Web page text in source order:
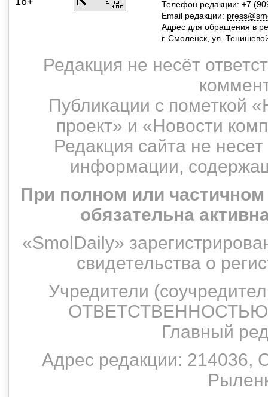
Телефон редакции: +7
Email редакции:
Адрес для обращения в
г. Смоленск, ул.
Редакция не несёт
Публикации с пометкой
проект» и «Новости
Редакция сайта не
информации,
При полном или
обязательна
«SmolDaily»
свидетельства о
Учредители
Главный
Адрес редакции: 214036,